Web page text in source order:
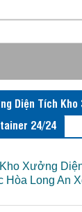
Diện Tích
24/24
Xưởng
Long An